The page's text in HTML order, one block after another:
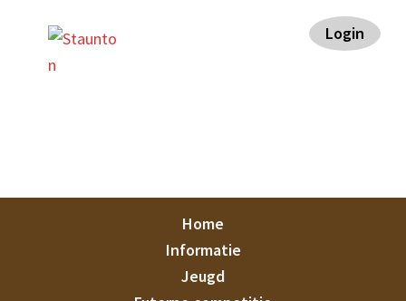
Login
Home
Informatie
Jeugd